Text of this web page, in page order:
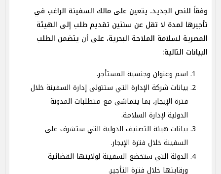
وفقاً للنص الجديد، يتعين على مالك السفينة الراغب في
تأجيرها لمدة لا تقل عن سنتين تقديم طلب إلى الهيئة
المصرية لسلامة الملاحة البحرية، على أن يتضمن الطلب
البيانات التالية:
اسم وعنوان وجنسية المستأجر.
بيانات شركة الإدارة التي ستتولى إدارة السفينة خلال
فترة الإيجار، بما يتماشى مع متطلبات المدونة
الدولية لإدارة السلامة.
بيانات هيئة التصنيف الدولية التي ستشرف على
السفينة خلال فترة الإيجار.
الدولة التي ستخضع السفينة لولايتها القضائية
ورقابتها خلال فترة التأجير.